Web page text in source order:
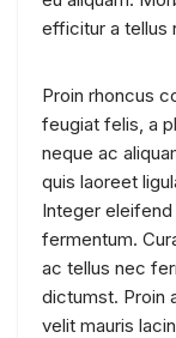
efficitur a tellus
Proin rhoncus
feugiat felis, a
neque ac
quis laoreet
Integer
fermentum.
ac tellus nec
dictumst. Proin
velit mauris